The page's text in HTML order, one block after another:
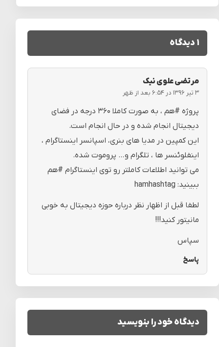
۱ دیدگاه
مرتضی علوی نیک
۳ تیر ۱۳۹۶ در ۶:۵۴ بعد از ظهر
پروژه #هم ، به صورت کاملا ۳۶۰ درجه در فضای
دیجیتال انجام شده و در حال انجام است.
این کمپین در مدیا های بنری، اسپانسر اینستاگرام ،
اینفلوئنسر ها ، تلگرام و… پروموت شده.
می توانید اطلاعات کاملتر رو توی اینستاگرام #هم
ببینید:‌ hamhashtag
لطفا قبل از اظهار نظر درباره حوزه دیجیتال به خوبی
مانیتور کنید!!!
سپاس
پاسخ
دیدگاه خود را بنویسید